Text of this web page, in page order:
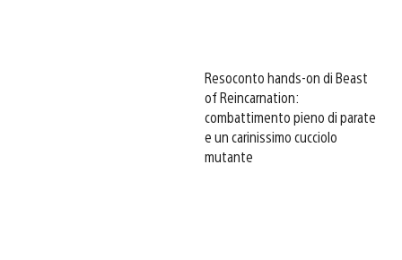
Resoconto hands-on di Beast
of Reincarnation:
combattimento pieno di parate
e un carinissimo cucciolo
mutante